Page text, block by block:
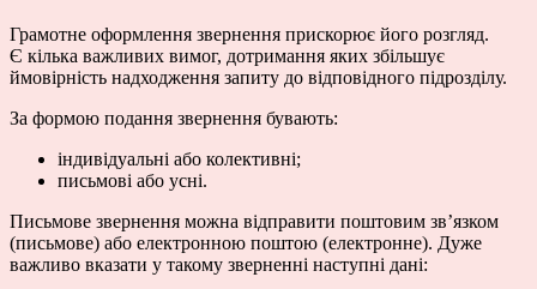
Грамотне оформлення звернення прискорює його розгляд.
Є кілька важливих вимог, дотримання яких збільшує
ймовірність надходження запиту до відповідного підрозділу.
За формою подання звернення бувають:
індивідуальні або колективні;
письмові або усні.
Письмове звернення можна відправити поштовим зв’язком
(письмове) або електронною поштою (електронне). Дуже
важливо вказати у такому зверненні наступні дані: